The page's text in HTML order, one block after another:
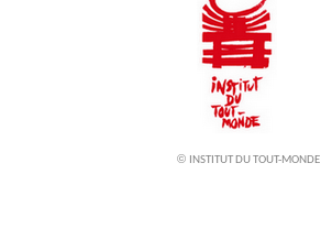
© INSTITUT DU TOUT-MONDE